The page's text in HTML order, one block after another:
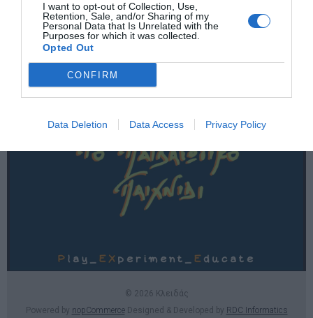
I want to opt-out of Collection, Use,
Retention, Sale, and/or Sharing of my
Personal Data that Is Unrelated with the
Purposes for which it was collected.
Opted Out
CONFIRM
Data Deletion Data Access Privacy Policy
Χρήσιμες σελίδες
E-SHOP
Επικοινωνία
© 2026 Κλειδάς
Powered by nopCommerceDesigned & Developed by RDC Informatics